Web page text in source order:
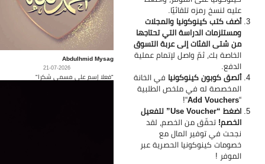
عليه لنسخ رمزه تلقائيًا.
أضف كتب كينوكونيا والمجلات
ومستلزمات الدراسة التي تحتاجها
من شتى الفئات إلى عربة التسوق
الخاصة بك، ثمّ واصل لإتمام عملية
الدفع.
ألصق كوبون كينوكونيافي الخانة
المخصصة له في ملخص الطلبية
Add Vouchers
“!
اضغط “Use Voucher” لتفعيل
الخصم!تحقّق من الخصم، لقد
نجحت في توفير المال مع
خصومات كينوكونيا الحصرية عبر
الموفر!
Abdulhmid Mysag
21-07-2026
"فعلا إسم على مسمى شكرا"